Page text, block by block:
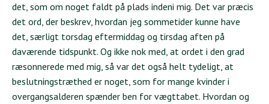
det, som om noget faldt på plads indeni mig. Det var præcis
det ord, der beskrev, hvordan jeg sommetider kunne have
det, særligt torsdag eftermiddag og tirsdag aften på
daværende tidspunkt. Og ikke nok med, at ordet i den grad
ræsonnerede med mig, så var det også helt tydeligt, at
beslutningstræthed er noget, som for mange kvinder i
overgangsalderen spænder ben for vægttabet. Hvordan og